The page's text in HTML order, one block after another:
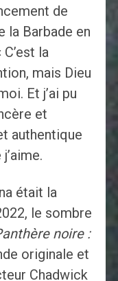
de
la Barbade en
la
mais Dieu
Et j’ai pu
et
authentique
était la
le sombre
noire :
originale et
Chadwick